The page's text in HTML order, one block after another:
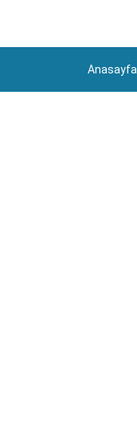
Anasayfa